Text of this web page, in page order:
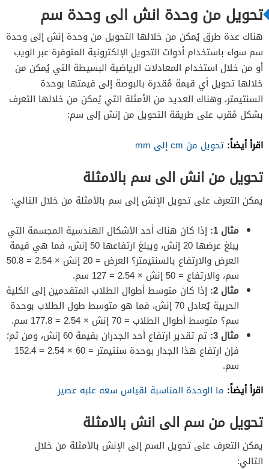
تحويل من وحدة انش الى وحدة سم
هناك عدة طرق يُمكن من خلالها التحويل من وحدة إنش إلى وحدة
سم سواء باستخدام أدوات التحويل الإلكترونية المتوفرة عبر الويب
أو من خلال استخدام المعادلات الرياضية البسيطة التي يُمكن من
خلالها تحويل أي قيمة مُقدرة بالبوصة إلى قيمتها بوحدة
السنتيمتر، وهناك العديد من الأمثلة التي يُمكن من خلالها التعرف
بشكل مُقرب على طريقة التحويل من إنش إلى سم:
اقرأ أيضاً: تحويل من cm إلى mm
تحويل من انش الى سم بالامثلة
يمكن التعرف على تحويل الإنش إلى سم بالأمثلة من خلال التالي:
مثال 1:
إذا كان هناك أحد الأشكال الهندسية المجسمة التي
يبلغ عرضها 20 إنش، ويبلغ ارتفاعها 50 إنش، فما هي قيمة
العرض والارتفاع بالسنتيمتر؟ العرض = 20 إنش × 2.54 = 50.8
سم، والارتفاع = 50 إنش × 2.54 = 127 سم.
مثال 2:
إذا كان متوسط أطوال الطلاب المتقدمين إلى الكلية
الحربية يُعادل 70 إنش، فما هو متوسط طول الطلاب بوحدة
سم؟ متوسط أطوال الطلاب = 70 إنش × 2.54 = 177.8 سم.
مثال 3:
تم تقدير ارتفاع أحد الجدران بقيمة 60 إنش، ومن ثم؛
فإن ارتفاع هذا الجدار بوحدة سنتيمتر = 60 × 2.54 = 152.4
سم.
اقرأ أيضاً: ما الوحدة المناسبة لقياس سعه علبه عصير
تحويل من سم الى انش بالامثلة
يمكن التعرف على تحويل السم إلى الإنش بالأمثلة من خلال
التالي: